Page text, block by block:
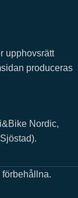
upphovsrätt
produceras
Nordic,